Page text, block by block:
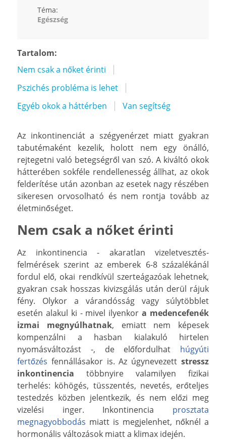
Téma:
Egészség
Tartalom:
Nem csak a nőket érinti
Pszichés probléma is lehet
Egyéb okok a háttérben
Van segítség
Az inkontinenciát a szégyenérzet miatt gyakran
tabutémaként kezelik, holott nem egy önálló,
rejtegetni való betegségről van szó. A kiváltó okok
hátterében sokféle rendellenesség állhat, az okok
felderítése után azonban az esetek nagy részében
sikeresen orvosolható és nem rontja tovább az
életminőséget.
Nem csak a nőket érinti
Az inkontinencia - akaratlan vizeletvesztés-
felmérések szerint az emberek 6-8 százalékánál
fordul elő, okai rendkívül szerteágazóak lehetnek,
gyakran csak hosszas kivizsgálás után derül rájuk
fény. Olykor a várandósság vagy súlytöbblet
esetén alakul ki - mivel ilyenkora medencefenék
izmai megnyúlhatnak, emiatt nem képesek
kompenzálni a hasban kialakuló hirtelen
nyomásváltozást -, de előfordulhat húgyúti
fertőzés fennállásakor is. Az úgynevezett stressz
inkontinencia többnyire valamilyen fizikai
terhelés: köhögés, tüsszentés, nevetés, erőteljes
testedzés közben jelentkezik, és nem előzi meg
vizelési inger. Inkontinencia prosztata
megnagyobbodás miatt is megjelenhet, nőknél a
hormonális változások miatt a klimax idején.